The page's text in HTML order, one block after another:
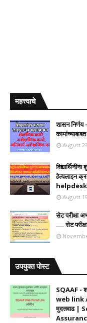
महत्त्वाचे
शासन निर्णय
August
हेल्पलाइन
August
सेट परीक्षा
.... सेट
उपयुक्त पोस्ट
SQAAF -
web link /
मुदतवाढ |